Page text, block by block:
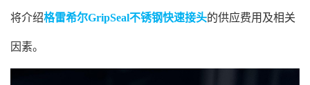
将介绍格雷希尔GripSeal不锈钢快速接头的供应费用及相关
因素。